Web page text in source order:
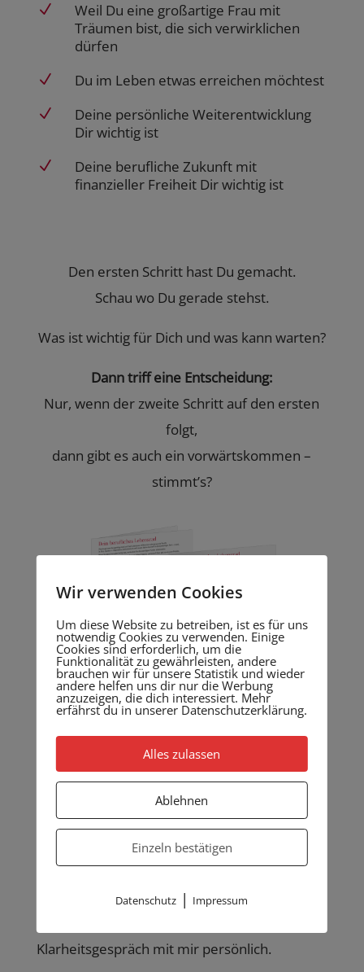
N
Weil Du eine großartige Frau mit
Träumen bist, die sich verwirklichen
dürfen
N Du im Leben etwas erreichen möchtest
N
Deine persönliche Weiterentwicklung
Dir wichtig ist
N
Deine berufliche Zukunft mit
finanzieller Freiheit Dir wichtig ist
Den ersten Schritt hast Du gemacht.
Schau wo Du gerade stehst.
Was ist wichtig für Dich und was kann warten?
Dann triff eine Entscheidung:
Nur, wenn der zweite Schritt auf den ersten
folgt,
dann gibt es auch ein vorwärtskommen –
stimmt’s?
Sofort mehr Klarheit?
Wie wäre es mitSOFORT MEHR KLARHEIT
Klarheitsgespräch mit mir persönlich.
Wir verwenden Cookies
Um diese Website zu betreiben, ist es für uns
notwendig Cookies zu verwenden. Einige
Cookies sind erforderlich, um die
Funktionalität zu gewährleisten, andere
brauchen wir für unsere Statistik und wieder
andere helfen uns dir nur die Werbung
anzuzeigen, die dich interessiert. Mehr
erfährst du in unserer Datenschutzerklärung.
Alles zulassen
Ablehnen
Einzeln bestätigen
Datenschutz | Impressum